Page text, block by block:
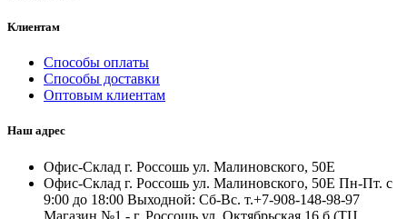
Клиентам
Способы оплаты
Способы доставки
Оптовым клиентам
Наш адрес
Офис-Склад г. Россошь ул. Малиновского, 50Е
Офис-Склад г. Россошь ул. Малиновского, 50Е Пн-Пт. с
9:00 до 18:00 Выходной: Сб-Вс. т.+7-908-148-98-97
Магазин №1 - г. Россошь ул. Октябрьская 16,б (ТЦ